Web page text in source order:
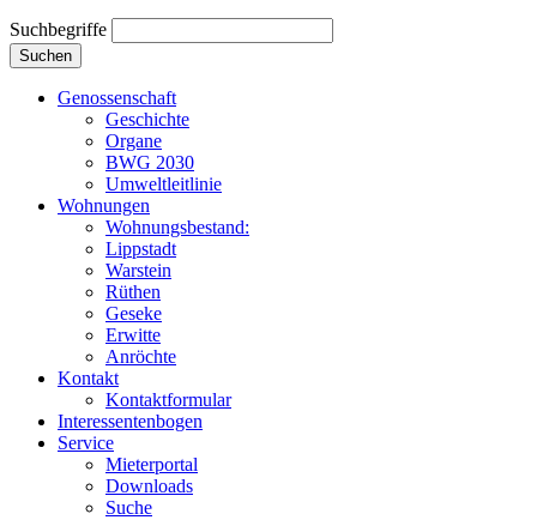
Suchbegriffe
Suchen
Genossenschaft
Geschichte
Organe
BWG 2030
Umweltleitlinie
Wohnungen
Wohnungsbestand:
Lippstadt
Warstein
Rüthen
Geseke
Erwitte
Anröchte
Kontakt
Kontaktformular
Interessentenbogen
Service
Mieterportal
Downloads
Suche